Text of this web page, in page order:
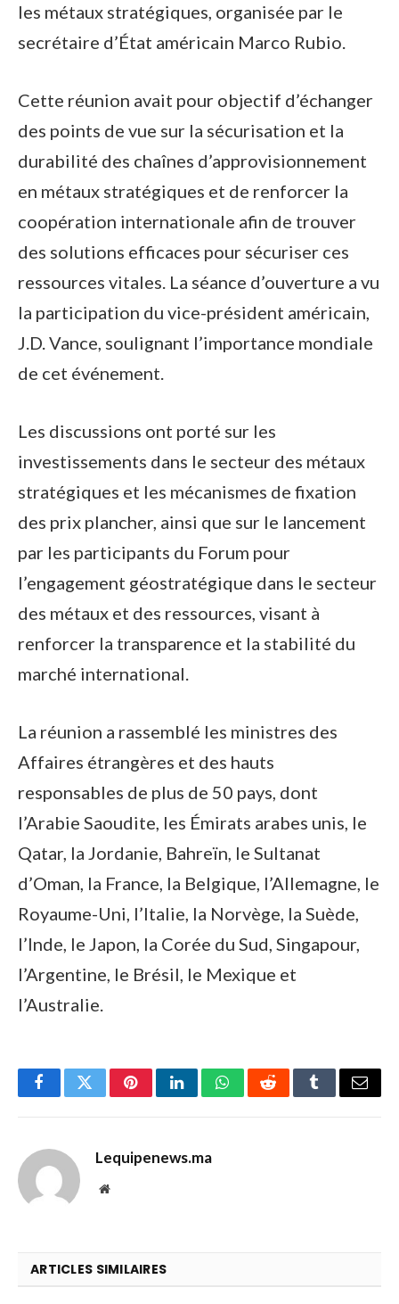
les métaux stratégiques, organisée par le
secrétaire d’État américain Marco Rubio.
Cette réunion avait pour objectif d’échanger
des points de vue sur la sécurisation et la
durabilité des chaînes d’approvisionnement
en métaux stratégiques et de renforcer la
coopération internationale afin de trouver
des solutions efficaces pour sécuriser ces
ressources vitales. La séance d’ouverture a vu
la participation du vice-président américain,
J.D. Vance, soulignant l’importance mondiale
de cet événement.
Les discussions ont porté sur les
investissements dans le secteur des métaux
stratégiques et les mécanismes de fixation
des prix plancher, ainsi que sur le lancement
par les participants du Forum pour
l’engagement géostratégique dans le secteur
des métaux et des ressources, visant à
renforcer la transparence et la stabilité du
marché international.
La réunion a rassemblé les ministres des
Affaires étrangères et des hauts
responsables de plus de 50 pays, dont
l’Arabie Saoudite, les Émirats arabes unis, le
Qatar, la Jordanie, Bahreïn, le Sultanat
d’Oman, la France, la Belgique, l’Allemagne, le
Royaume-Uni, l’Italie, la Norvège, la Suède,
l’Inde, le Japon, la Corée du Sud, Singapour,
l’Argentine, le Brésil, le Mexique et
l’Australie.
FacebookTwitterPinterestLinkedInWhatsAppRedditTumblrEmail
Lequipenews.ma
Website
ARTICLES SIMILAIRES